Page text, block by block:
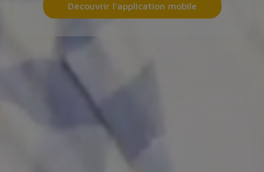
Découvrir l'application mobile